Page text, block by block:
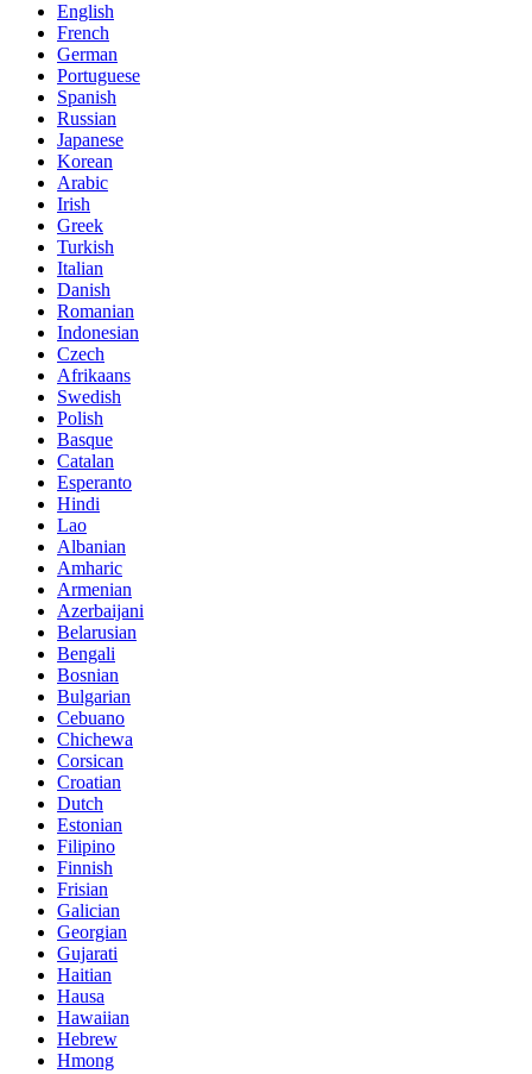
English
French
German
Portuguese
Spanish
Russian
Japanese
Korean
Arabic
Irish
Greek
Turkish
Italian
Danish
Romanian
Indonesian
Czech
Afrikaans
Swedish
Polish
Basque
Catalan
Esperanto
Hindi
Lao
Albanian
Amharic
Armenian
Azerbaijani
Belarusian
Bengali
Bosnian
Bulgarian
Cebuano
Chichewa
Corsican
Croatian
Dutch
Estonian
Filipino
Finnish
Frisian
Galician
Georgian
Gujarati
Haitian
Hausa
Hawaiian
Hebrew
Hmong